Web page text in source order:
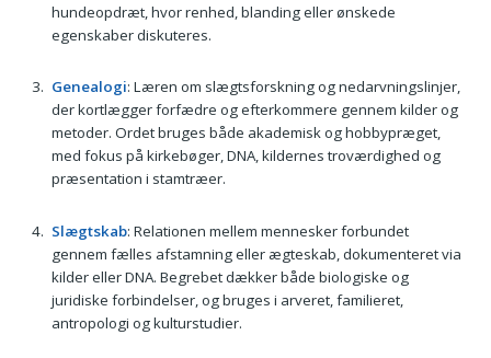
hundeopdræt, hvor renhed, blanding eller ønskede
egenskaber diskuteres.
Genealogi: Læren om slægtsforskning og nedarvningslinjer,
der kortlægger forfædre og efterkommere gennem kilder og
metoder. Ordet bruges både akademisk og hobbypræget,
med fokus på kirkebøger, DNA, kildernes troværdighed og
præsentation i stamtræer.
Slægtskab: Relationen mellem mennesker forbundet
gennem fælles afstamning eller ægteskab, dokumenteret via
kilder eller DNA. Begrebet dækker både biologiske og
juridiske forbindelser, og bruges i arveret, familieret,
antropologi og kulturstudier.